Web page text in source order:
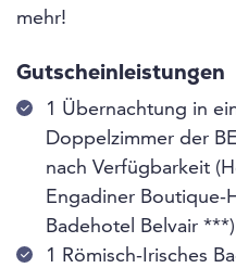
mehr!
Gutscheinleistungen
1 Übernachtung in
Doppelzimmer der
nach Verfügbarkeit
Engadiner
Badehotel Belvair ***)
1 Römisch-Irisches